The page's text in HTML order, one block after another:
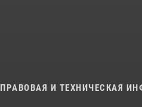
ПРАВОВАЯ И ТЕХНИЧЕСКАЯ